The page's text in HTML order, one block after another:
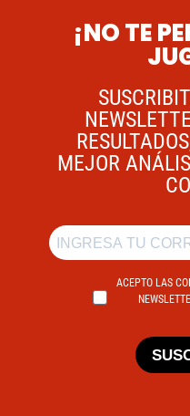
¡NO TE
MEJOR
ACEPTO LAS